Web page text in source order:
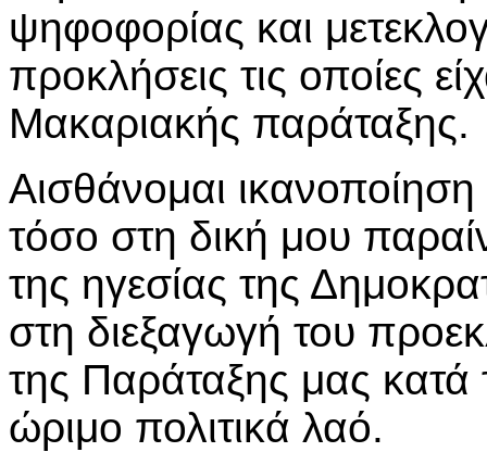
ψηφοφορίας και
προκλήσεις τις οποίες
Μακαριακής παράταξης.
Αισθάνομαι
τόσο στη δική μου
της ηγεσίας της
στη διεξαγωγή του
της Παράταξης μας κατά
ώριμο πολιτικά λαό.